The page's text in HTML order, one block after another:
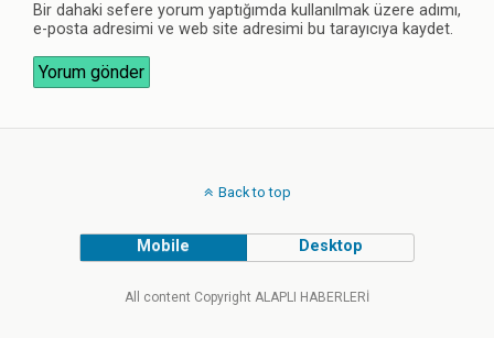
Bir dahaki sefere yorum yaptığımda kullanılmak üzere adımı,
e-posta adresimi ve web site adresimi bu tarayıcıya kaydet.
Back to top
Mobile Desktop
All content Copyright ALAPLI HABERLERİ